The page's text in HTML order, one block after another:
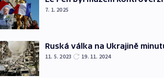
7. 1. 2025
Ruská válka na Ukrajině
11. 5. 2023 19. 11. 2024